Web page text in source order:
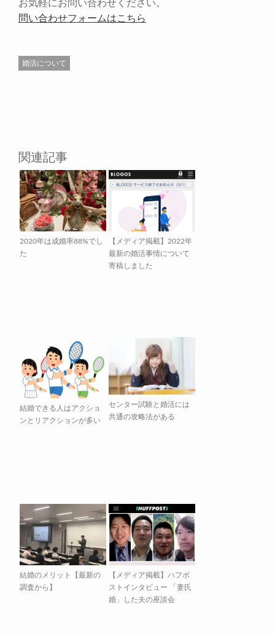
お気軽にお問い合わせください。
問い合わせフォームはこちら
婚活について
関連記事
2020年は成婚率88%でし
た
【メディア掲載】2022年
最新の婚活事情について
寄稿しました
結婚できる人はアクショ
ンとリアクションが多い
センター試験と婚活には
共通の攻略法がある
結婚のメリット【最新の
調査から】
【メディア掲載】ハフポ
ストインタビュー 「妻氏
婚」した夫の座談会